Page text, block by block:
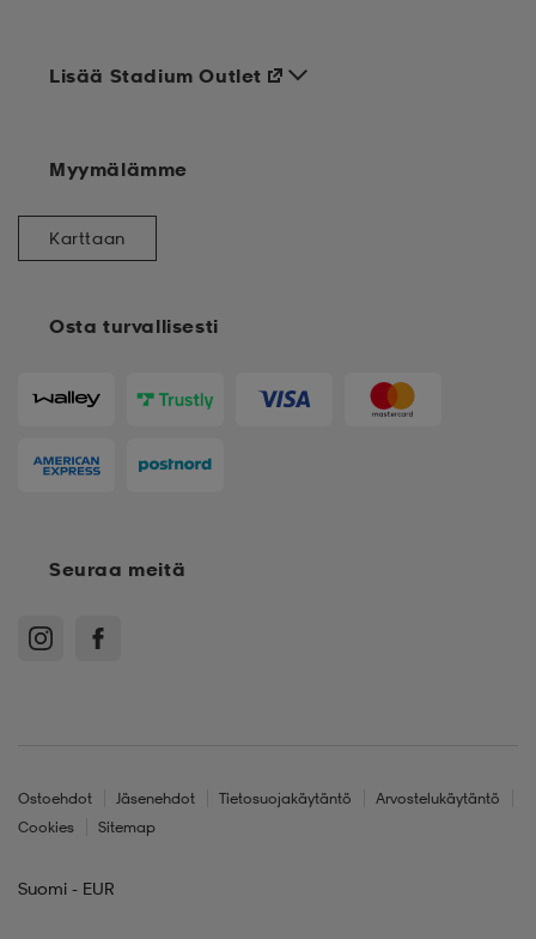
Osta turvallisesti
Lisää Stadium Outlet
Myymälämme
Karttaan
Seuraa meitä
Ostoehdot Jäsenehdot Tietosuojakäytäntö
Arvostelukäytäntö
Cookies
Sitemap
Suomi - EUR